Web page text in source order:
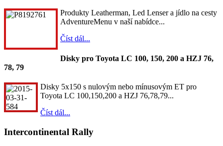
Produkty Leatherman, Led Lenser a jídlo na cesty
AdventureMenu v naší nabídce...
Číst dál...
Disky pro Toyota LC 100, 150, 200 a HZJ 76,
78, 79
Disky 5x150 s nulovým nebo mínusovým ET pro
Toyota LC 100,150,200 a HZJ 76,78,79...
Číst dál...
Intercontinental Rally